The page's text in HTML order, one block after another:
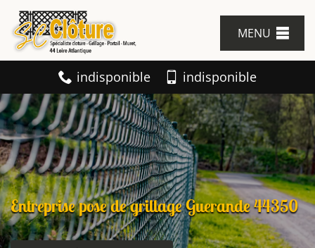
MENU
indisponible indisponible
Entreprise pose de grillage Guerande 44350